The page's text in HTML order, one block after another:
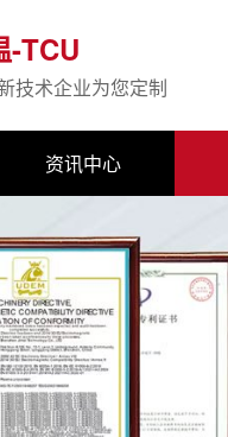
-TCU
技术企业为您定制
资讯中心